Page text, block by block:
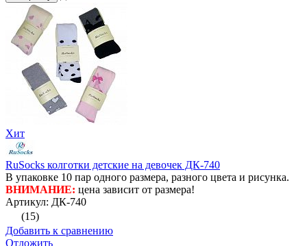
Хит
RuSocks колготки детские на девочек ДК-740
В упаковке 10 пар одного размера, разного цвета и рисунка.
ВНИМАНИЕ: цена зависит от размера!
Артикул: ДК-740
(15)
Добавить к сравнению
Отложить